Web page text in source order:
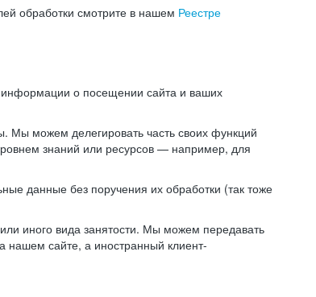
обработки смотрите в нашем Реестре
информации о посещении сайта и ваших
Мы можем делегировать часть своих функций
знаний или ресурсов — например, для
данные без поручения их обработки (так тоже
иного вида занятости. Мы можем передавать
нашем сайте, а иностранный клиент-